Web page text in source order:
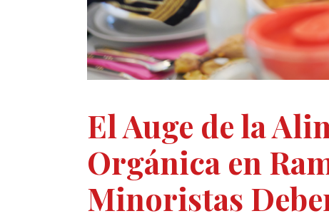
El Auge de la
Orgánica en
Minoristas